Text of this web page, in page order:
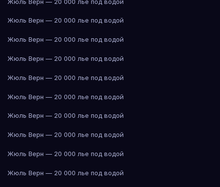
Жюль Верн — 20 000 лье под водой
Жюль Верн — 20 000 лье под водой
Жюль Верн — 20 000 лье под водой
Жюль Верн — 20 000 лье под водой
Жюль Верн — 20 000 лье под водой
Жюль Верн — 20 000 лье под водой
Жюль Верн — 20 000 лье под водой
Жюль Верн — 20 000 лье под водой
Жюль Верн — 20 000 лье под водой